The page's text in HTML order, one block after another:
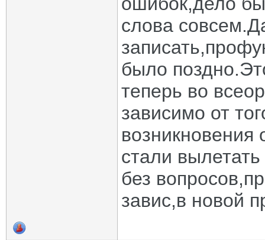
слова
было
теперь во
зависимо от
стали
без
завис,в новой